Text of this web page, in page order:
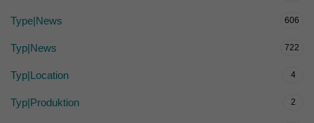
Type|News 606
Typ|News 722
Typ|Location 4
Typ|Produktion 2